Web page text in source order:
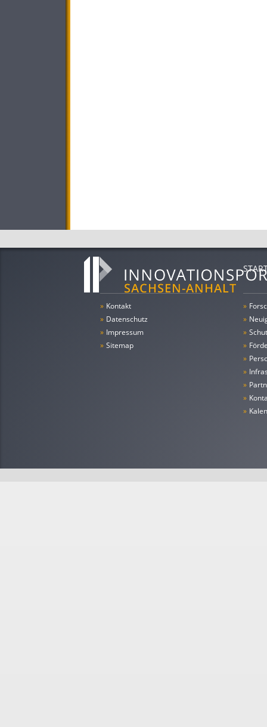
» Kontakt
» Datenschutz
» Impressum
» Sitemap
»
»
»
»
»
»
»
»
»